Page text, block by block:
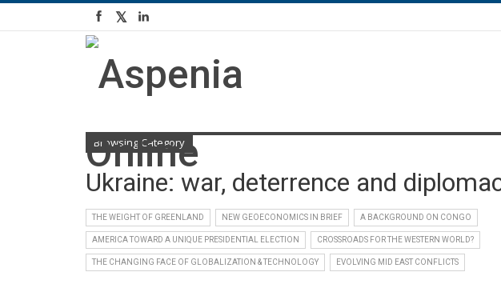
Browsing Category
Ukraine: war, deterrence and
THE WEIGHT OF GREENLAND NEW GEOECONOMICS IN BRIEF A BACKGROUND ON CONGO
AMERICA TOWARD A UNIQUE PRESIDENTIAL ELECTION CROSSROADS FOR THE WESTERN WORLD?
THE CHANGING FACE OF GLOBALIZATION & TECHNOLOGY EVOLVING MID EAST CONFLICTS